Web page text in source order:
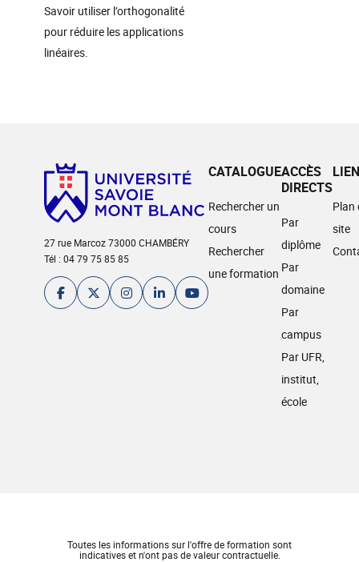
Savoir utiliser l’orthogonalité
pour réduire les applications
linéaires.
27 rue Marcoz 73000 CHAMBÉRY
Tél : 04 79 75 85 85
CATALOGUE
Rechercher un
cours
Rechercher
une formation
ACCÈS
DIRECTS
Par
diplôme
Par
domaine
Par
campus
Par UFR,
institut,
école
Plan
site
Toutes les informations sur l'offre de formation sont
indicatives et n'ont pas de valeur contractuelle.